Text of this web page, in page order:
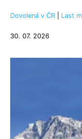
Dovolená v ČR Last
30. 07. 2026